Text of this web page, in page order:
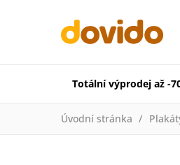
Totální výprodej až -
Úvodní stránka